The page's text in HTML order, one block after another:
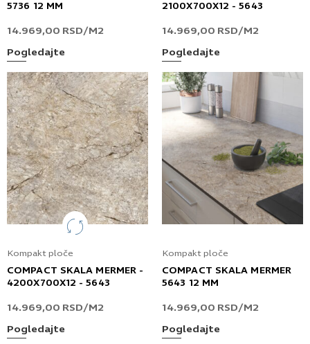
5736 12 MM
14.969,00 RSD/M2
Pogledajte
2100X700X12 - 5643
14.969,00 RSD/M2
Pogledajte
Kompakt ploče
COMPACT SKALA MERMER -
4200X700X12 - 5643
14.969,00 RSD/M2
Pogledajte
Kompakt ploče
COMPACT SKALA MERMER
5643 12 MM
14.969,00 RSD/M2
Pogledajte